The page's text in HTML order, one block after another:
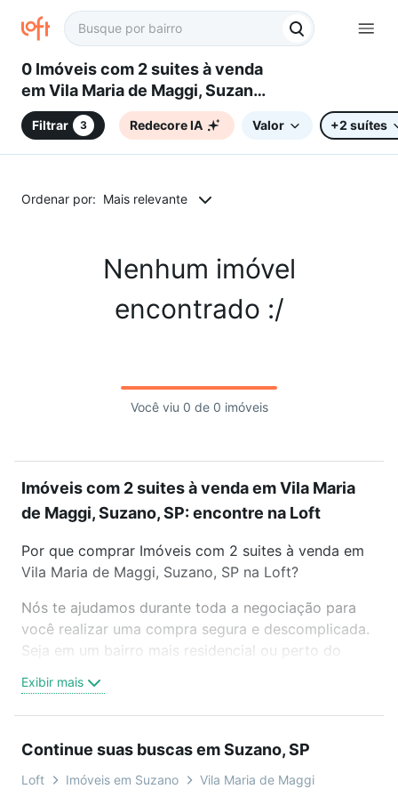
0 Imóveis com 2 suites à venda
em Vila Maria de Maggi, Suzano,
SP
Filtrar 3 Redecore IA Valor +2 suítes
Ordenar por: Mais relevante
Nenhum imóvel
encontrado :/
Você viu 0 de 0 imóveis
Imóveis com 2 suites à venda em Vila Maria
de Maggi, Suzano, SP: encontre na Loft
Por que comprar Imóveis com 2 suites à venda em
Vila Maria de Maggi, Suzano, SP na Loft?
Nós te ajudamos durante toda a negociação para
você realizar uma compra segura e descomplicada.
Seja em um bairro mais residencial ou perto do
oferta ideal de Imóveis com 2 suites à venda em
Vila Maria de Maggi, Suzano, SP para conquistar seu
videochamada, é grátis, sem compromisso e você
ainda conta com mais de 46 mil corretores e
Exibir mais
Continue suas buscas em Suzano, SP
Loft Imóveis em Suzano Vila Maria de Maggi